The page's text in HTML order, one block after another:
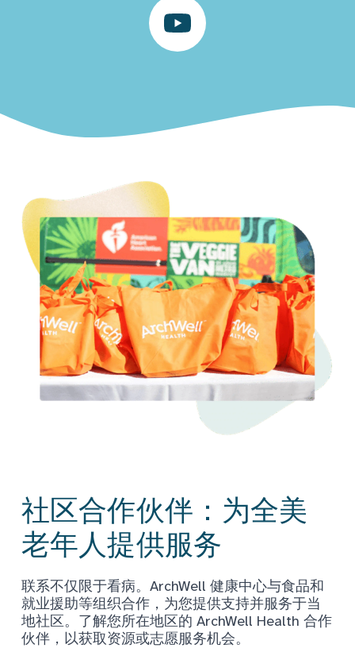
YouTube
社区合作伙伴：为全美
老年人提供服务
联系不仅限于看病。ArchWell 健康中心与食品和
就业援助等组织合作，为您提供支持并服务于当
地社区。了解您所在地区的 ArchWell Health 合作
伙伴，以获取资源或志愿服务机会。